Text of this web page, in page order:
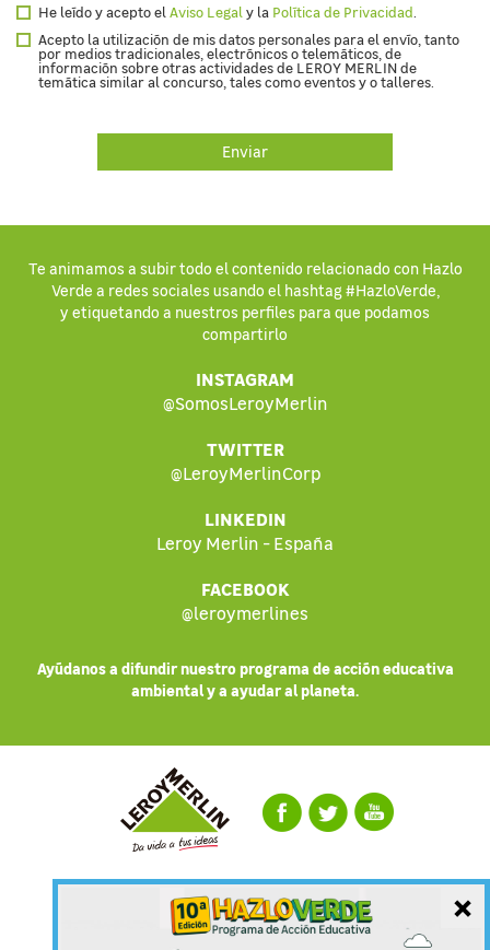
×
He leído y acepto elAviso Legaly la Política de Privacidad.
Acepto la utilización de mis datos personales para el envío, tanto
por medios tradicionales, electrónicos o telemáticos, de
información sobre otras actividades de LEROY MERLIN de
temática similar al concurso, tales como eventos y o talleres.
Te animamos a subir todo el contenido relacionado con Hazlo
Verde a redes sociales usando el hashtag #HazloVerde,
y etiquetando a nuestros perfiles para que podamos
compartirlo
INSTAGRAM
@SomosLeroyMerlin
TWITTER
@LeroyMerlinCorp
LINKEDIN
Leroy Merlin - España
FACEBOOK
@leroymerlines
Ayúdanos a difundir nuestro programa de acción educativa
ambiental y a ayudar al planeta.
Bases del concurso Política de Cookies